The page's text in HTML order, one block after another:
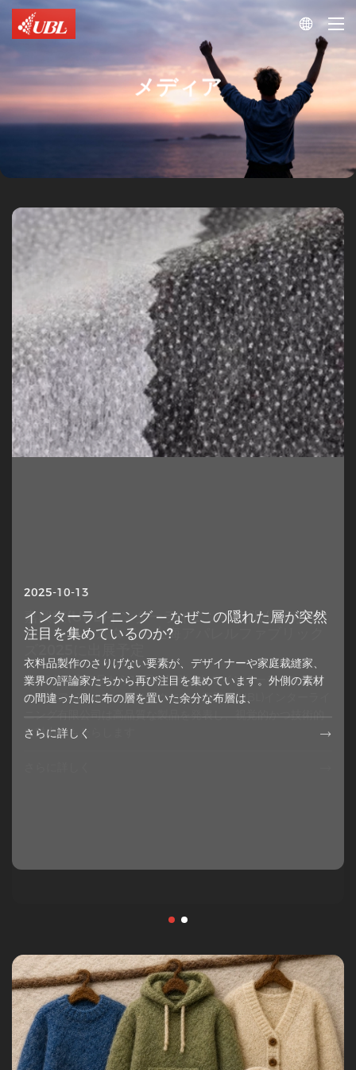

メディア
2025-10-13
インターライニング — なぜこの隠れた層が突然
注目を集めているのか?
衣料品製作のさりげない要素が、デザイナーや家庭裁縫家、
業界の評論家たちから再び注目を集めています。外側の素材
の間違った側に布の層を置いた余分な布層は、
さらに詳しく 
2025-03-11
嘉興虹(UBL)インターライニング有限公司がイ
ンターテキスタイル上海アパレルファブリック
2025年3月11日から13日に開催されるインターテキスタイ
ル上海アパレルファブリックにて、嘉興虹(UBL)インターライ
な魅力をもたらします